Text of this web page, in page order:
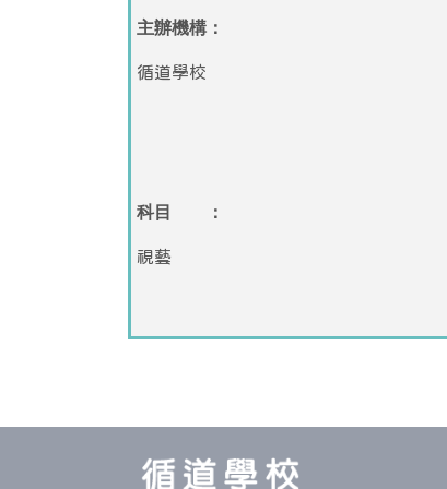
主辦機構：
循道學校
科目 ：
視藝